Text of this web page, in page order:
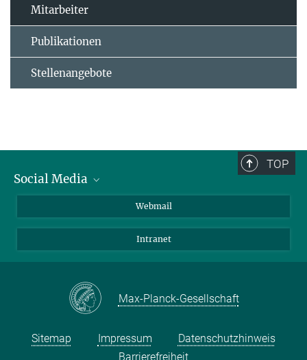
Mitarbeiter
Publikationen
Stellenangebote
TOP
Social Media
YouTube
Webmail
Intranet
Max-Planck-Gesellschaft
Sitemap Impressum
Datenschutzhinweis
Barrierefreiheit